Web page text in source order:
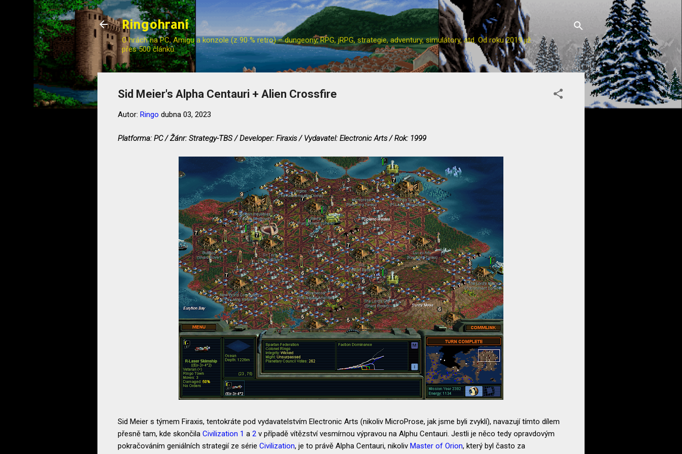
Přeskočit na hlavní obsah
Ringohraní
O hrách na PC, Amigu a konzole (z 90 % retro) – dungeony, RPG, jRPG, strategie, adventury, simulátory, atd. Od roku 2019 již
přes 500 článků.
Sid Meier's Alpha Centauri + Alien Crossfire
Autor: Ringo dubna 03, 2023
Platforma: PC / Žánr: Strategy-TBS / Developer: Firaxis / Vydavatel: Electronic Arts / Rok: 1999
Sid Meier s týmem Firaxis, tentokráte pod vydavatelstvím Electronic Arts (nikoliv MicroProse, jak jsme byli zvyklí), navazují tímto dílem
přesně tam, kde skončila Civilization 1 a 2 v případě vítězství vesmírnou výpravou na Alphu Centauri. Jestli je něco tedy opravdovým
pokračováním geniálních strategií ze série Civilization, je to právě Alpha Centauri, nikoliv Master of Orion, který byl často za